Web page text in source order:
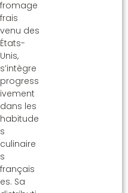
fromage
frais
venu des
États-
Unis,
s’intègre
progress
ivement
dans les
habitude
s
culinaire
s
français
es. Sa